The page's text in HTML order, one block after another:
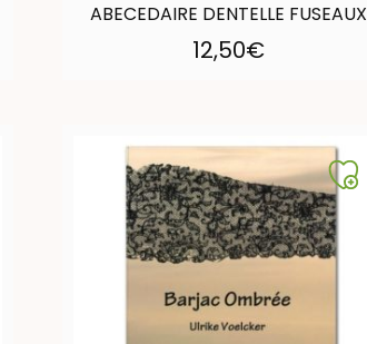
ABECEDAIRE DENTELLE FUSEAUX
12,50€